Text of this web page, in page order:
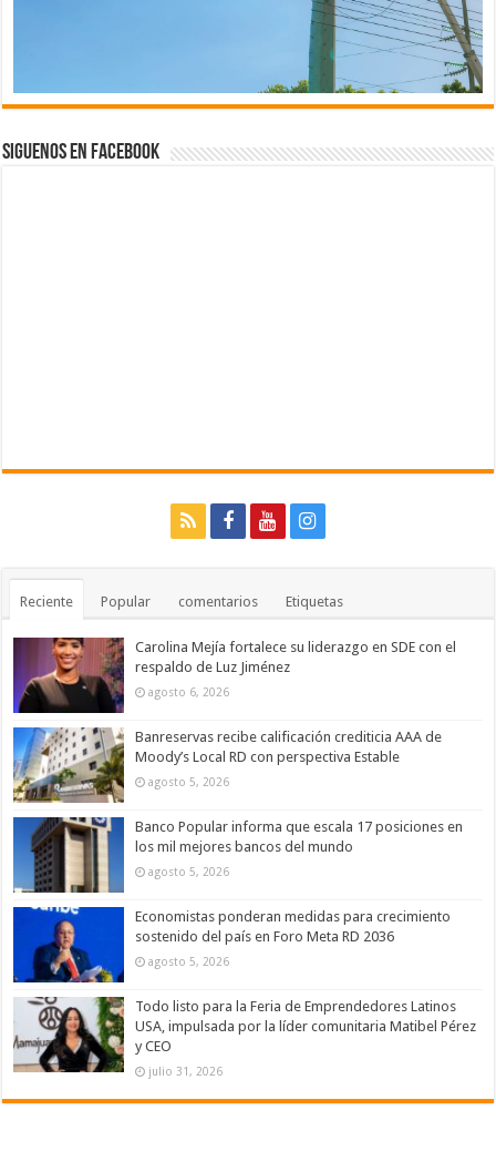
Siguenos en Facebook
Reciente Popular comentarios Etiquetas
Carolina Mejía fortalece su liderazgo en SDE con el
respaldo de Luz Jiménez
agosto 6, 2026
Banreservas recibe calificación crediticia AAA de
Moody’s Local RD con perspectiva Estable
agosto 5, 2026
Banco Popular informa que escala 17 posiciones en
los mil mejores bancos del mundo
agosto 5, 2026
Economistas ponderan medidas para crecimiento
sostenido del país en Foro Meta RD 2036
agosto 5, 2026
Todo listo para la Feria de Emprendedores Latinos
USA, impulsada por la líder comunitaria Matibel Pérez
y CEO
julio 31, 2026